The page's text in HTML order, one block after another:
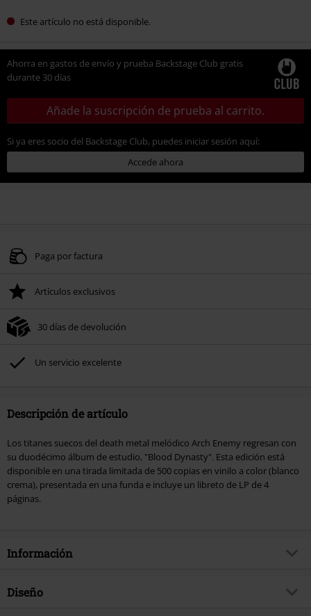
Este artículo no está disponible.
Ahorra en gastos de envío y prueba Backstage Club gratis
durante 30 días
Añade la suscripción de prueba al carrito.
Si ya eres socio del Backstage Club, puedes iniciar sesión aquí:
Accede ahora
Paga por factura
Artículos exclusivos
30 días de devolución
Un servicio excelente
Descripción de artículo
Los titanes suecos del death metal melódico Arch Enemy regresan con
su duodécimo álbum de estudio, "Blood Dynasty". Esta edición está
disponible en una tirada limitada de 500 copias en vinilo a color (blanco
crema), presentada en una funda e incluye un libreto de LP de 4
páginas.
Información
Artículo no.
Diseño